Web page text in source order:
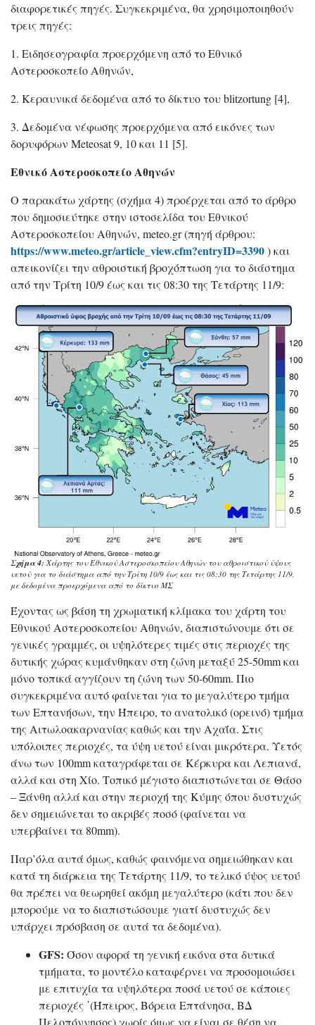
διαφορετικές πηγές. Συγκεκριμένα, θα χρησιμοποιηθούν
τρεις πηγές:
1. Ειδησεογραφία προερχόμενη από το Εθνικό
Αστεροσκοπείο Αθηνών,
2. Κεραυνικά δεδομένα από το δίκτυο του blitzortung [4],
3. Δεδομένα νέφωσης προερχόμενα από εικόνες των
δορυφόρων Meteosat 9, 10 και 11 [5].
Εθνικό Αστεροσκοπείο Αθηνών
Ο παρακάτω χάρτης (σχήμα 4) προέρχεται από το άρθρο
που δημοσιεύτηκε στην ιστοσελίδα του Εθνικού
Αστεροσκοπείου Αθηνών, meteo.gr (πηγή άρθρου:
https://www.meteo.gr/article_view.cfm?entryID=3390) και
απεικονίζει την αθροιστική βροχόπτωση για το διάστημα
από την Τρίτη 10/9 έως και τις 08:30 της Τετάρτης 11/9:
Σχήμα 4: Χάρτης του Εθνικού Αστεροσκοπείου Αθηνών του αθροιστικού ύψους
υετού για το διάστημα από την Τρίτη 10/9 έως και τις 08:30 της Τετάρτης 11/9,
με δεδομένα προερχόμενα από το δίκτυο ΜΣ
Έχοντας ως βάση τη χρωματική κλίμακα του χάρτη του
Εθνικού Αστεροσκοπείου Αθηνών, διαπιστώνουμε ότι σε
γενικές γραμμές, οι υψηλότερες τιμές στις περιοχές της
δυτικής χώρας κυμάνθηκαν στη ζώνη μεταξύ 25-50mm και
μόνο τοπικά αγγίζουν τη ζώνη των 50-60mm. Πιο
συγκεκριμένα αυτό φαίνεται για το μεγαλύτερο τμήμα
των Επτανήσων, την Ήπειρο, το ανατολικό (ορεινό) τμήμα
της Αιτωλοακαρνανίας καθώς και την Αχαΐα. Στις
υπόλοιπες περιοχές, τα ύψη υετού είναι μικρότερα. Υετός
άνω των 100mm καταγράφεται σε Κέρκυρα και Λεπιανά,
αλλά και στη Χίο. Τοπικό μέγιστο διαπιστώνεται σε Θάσο
– Ξάνθη αλλά και στην περιοχή της Κύμης όπου δυστυχώς
δεν σημειώνεται το ακριβές ποσό (φαίνεται να
υπερβαίνει τα 80mm).
Παρ’όλα αυτά όμως, καθώς φαινόμενα σημειώθηκαν και
κατά τη διάρκεια της Τετάρτης 11/9, το τελικό ύψος υετού
θα πρέπει να θεωρηθεί ακόμη μεγαλύτερο (κάτι που δεν
μπορούμε να το διαπιστώσουμε γιατί δυστυχώς δεν
υπάρχει πρόσβαση σε αυτά τα δεδομένα).
GFS: Όσον αφορά τη γενική εικόνα στα δυτικά
τμήματα, το μοντέλο καταφέρνει να προσομοιώσει
με επιτυχία τα υψηλότερα ποσά υετού σε κάποιες
περιοχές ΄(Ήπειρος, Βόρεια Επτάνησα, ΒΔ
Πελοπόννησος) χωρίς όμως να είναι σε θέση να